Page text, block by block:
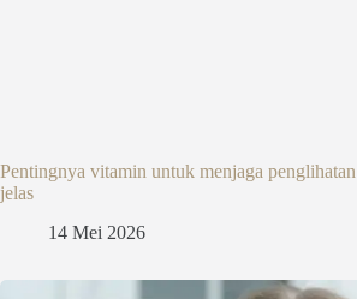
Pentingnya vitamin untuk menjaga
jelas
14 Mei 2026